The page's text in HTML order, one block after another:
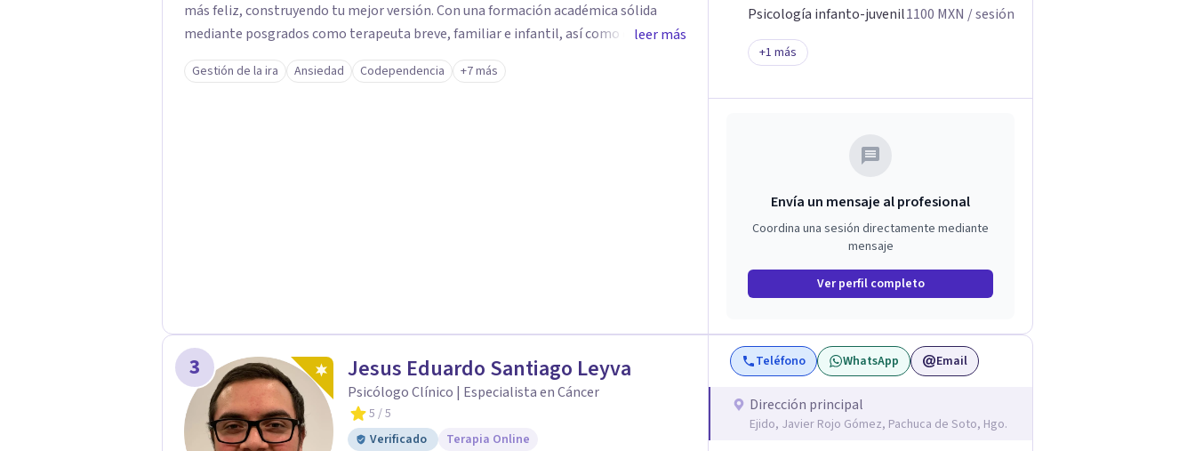
más feliz, construyendo tu mejor versión. Con una formación académica sólida
mediante posgrados como terapeuta breve, familiar e infantil, así como con
respaldo profesional y experiencia clínica de más de 26 años y personal te
acompaño en el proceso con empatía auténtica y comunicación clara y directa para
leer más
Gestión de la ira Ansiedad Codependencia +7 más
Psicología infanto-juvenil1100 MXN / sesión
+1 más
Envía un mensaje al profesional
Coordina una sesión directamente mediante
mensaje
Ver perfil completo
3 Jesus Eduardo Santiago Leyva
Psicólogo Clínico | Especialista en Cáncer
5 / 5
Verificado
Terapia Online
Teléfono WhatsApp Email
Dirección principal
Ejido, Javier Rojo Gómez, Pachuca de Soto, Hgo.